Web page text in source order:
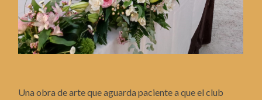
Una obra de arte que aguarda paciente a que el club